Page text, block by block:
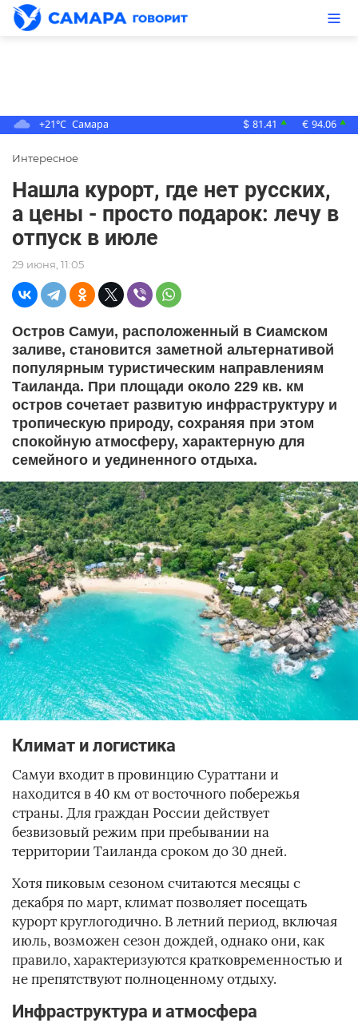
+21°C Самара $ 81.41 ▲ € 94.06 ▲
Интересное
Нашла курорт, где нет русских,
а цены - просто подарок: лечу в
отпуск в июле
29 июня, 11:05
Остров Самуи, расположенный в Сиамском
заливе, становится заметной альтернативой
популярным туристическим направлениям
Таиланда. При площади около 229 кв. км
остров сочетает развитую инфраструктуру и
тропическую природу, сохраняя при этом
спокойную атмосферу, характерную для
семейного и уединенного отдыха.
Климат и логистика
Самуи входит в провинцию Сураттани и
находится в 40 км от восточного побережья
страны. Для граждан России действует
безвизовый режим при пребывании на
территории Таиланда сроком до 30 дней.
Хотя пиковым сезоном считаются месяцы с
декабря по март, климат позволяет посещать
курорт круглогодично. В летний период, включая
июль, возможен сезон дождей, однако они, как
правило, характеризуются кратковременностью и
не препятствуют полноценному отдыху.
Инфраструктура и атмосфера